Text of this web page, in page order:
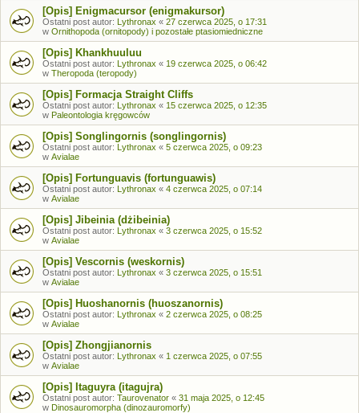
[Opis] Enigmacursor (enigmakursor)
Ostatni post autor: Lythronax « 27 czerwca 2025, o 17:31
w Ornithopoda (ornitopody) i pozostałe ptasiomiedniczne
[Opis] Khankhuuluu
Ostatni post autor: Lythronax « 19 czerwca 2025, o 06:42
w Theropoda (teropody)
[Opis] Formacja Straight Cliffs
Ostatni post autor: Lythronax « 15 czerwca 2025, o 12:35
w Paleontologia kręgowców
[Opis] Songlingornis (songlingornis)
Ostatni post autor: Lythronax « 5 czerwca 2025, o 09:23
w Avialae
[Opis] Fortunguavis (fortunguawis)
Ostatni post autor: Lythronax « 4 czerwca 2025, o 07:14
w Avialae
[Opis] Jibeinia (dżibeinia)
Ostatni post autor: Lythronax « 3 czerwca 2025, o 15:52
w Avialae
[Opis] Vescornis (weskornis)
Ostatni post autor: Lythronax « 3 czerwca 2025, o 15:51
w Avialae
[Opis] Huoshanornis (huoszanornis)
Ostatni post autor: Lythronax « 2 czerwca 2025, o 08:25
w Avialae
[Opis] Zhongjianornis
Ostatni post autor: Lythronax « 1 czerwca 2025, o 07:55
w Avialae
[Opis] Itaguyra (itagujra)
Ostatni post autor: Taurovenator « 31 maja 2025, o 12:45
w Dinosauromorpha (dinozauromorfy)